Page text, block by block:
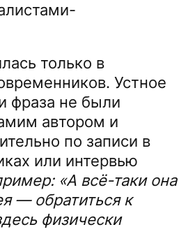
только в
Устное
фраза не были
автором и
по записи в
или интервью
«А всё-таки она
—обратиться к
физически